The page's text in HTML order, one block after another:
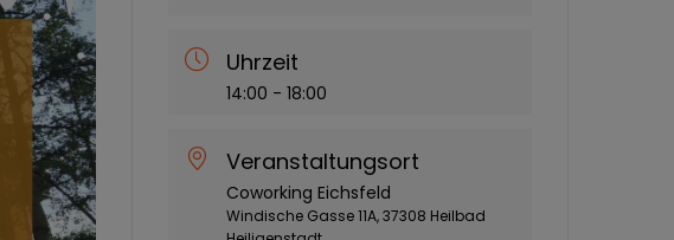
Uhrzeit
14:00 - 18:00
Veranstaltungsort
Coworking Eichsfeld
Windische Gasse 11A, 37308 Heilbad